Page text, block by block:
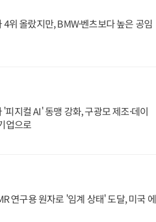
위 올랐지만, BMW·벤츠보다 높은 공임
지컬 AI' 동맹 강화, 구광모 제조·데이
업으로
연구용 원자로 '임계 상태' 도달, 미국 에